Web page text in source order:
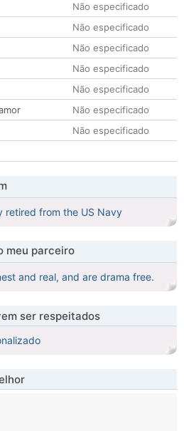
Não especificado
Não especificado
Não especificado
Não especificado
Não especificado
Não especificado
Não especificado
retired from the US Navy
meu parceiro
and real, and are drama free.
ser respeitados